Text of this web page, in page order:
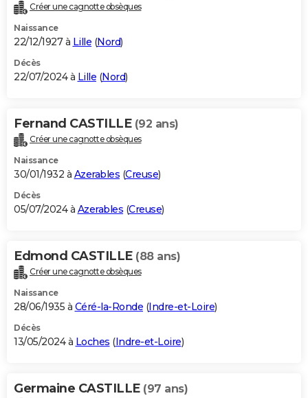
Créer une cagnotte obsèques
Naissance
22/12/1927 à Lille (Nord)
Décès
22/07/2024 à Lille (Nord)
Fernand CASTILLE (92 ans)
Créer une cagnotte obsèques
Naissance
30/01/1932 à Azerables (Creuse)
Décès
05/07/2024 à Azerables (Creuse)
Edmond CASTILLE (88 ans)
Créer une cagnotte obsèques
Naissance
28/06/1935 à Céré-la-Ronde (Indre-et-Loire)
Décès
13/05/2024 à Loches (Indre-et-Loire)
Germaine CASTILLE (97 ans)